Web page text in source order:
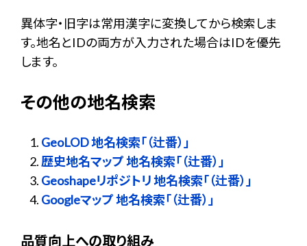
異体字・旧字は常用漢字に変換してから検索しま
す。地名とIDの両方が入力された場合はIDを優先
します。
その他の地名検索
GeoLOD 地名検索「（辻番）」
歴史地名マップ 地名検索「（辻番）」
Geoshapeリポジトリ 地名検索「（辻番）」
Googleマップ 地名検索「（辻番）」
品質向上への取り組み